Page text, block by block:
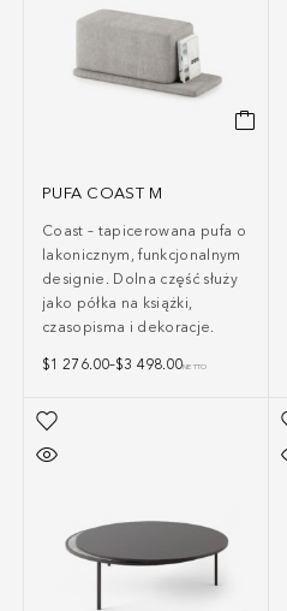
PUFA COAST M
Coast – tapicerowana pufa o
lakonicznym, funkcjonalnym
designie. Dolna część służy
jako półka na książki,
czasopisma i dekoracje.
$1 276.00–$3 498.00NETTO